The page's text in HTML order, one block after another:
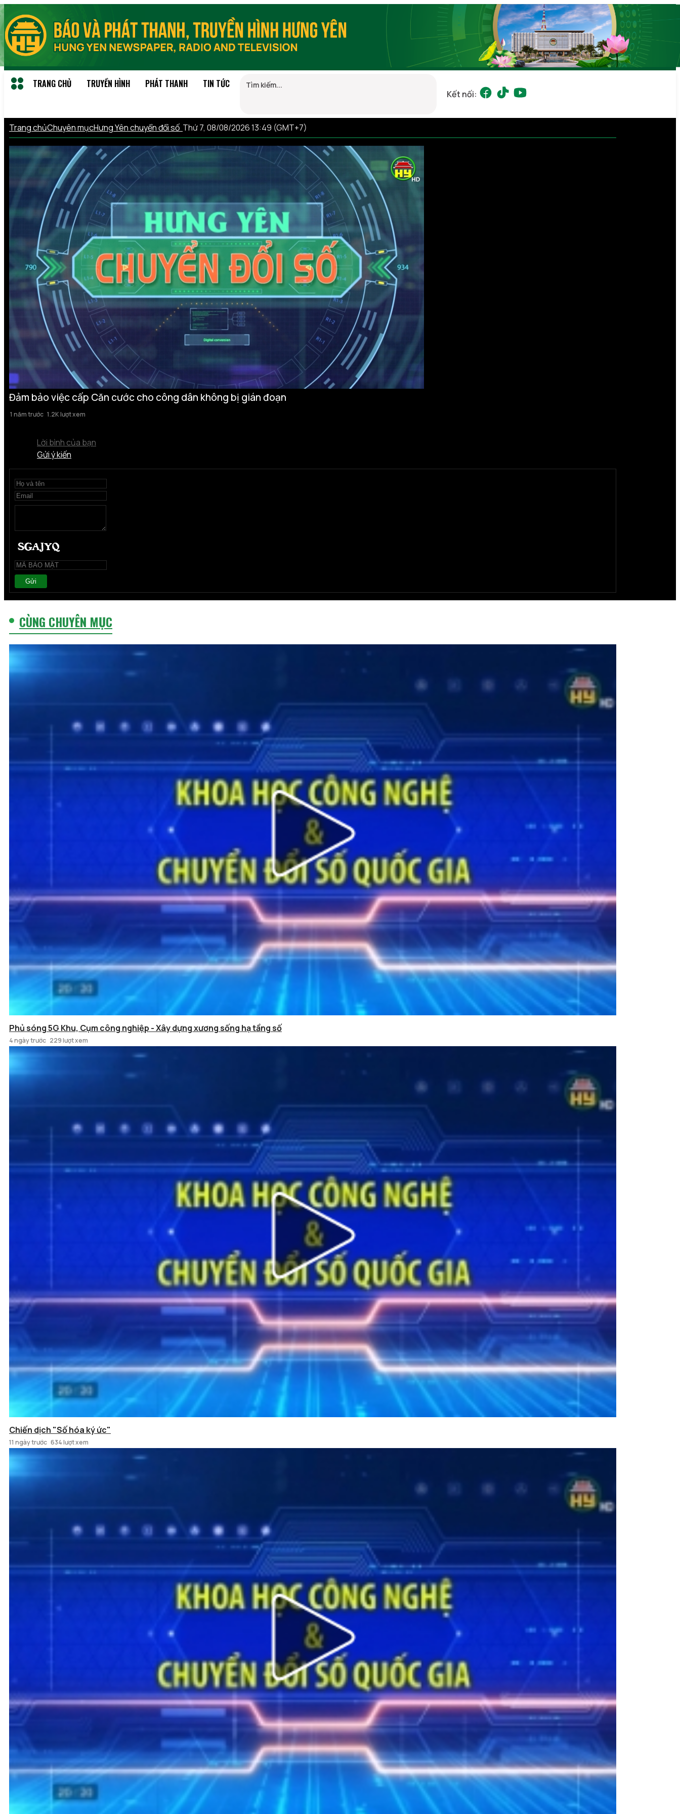
TRANG CHỦ TRUYỀN HÌNH PHÁT THANH TIN TỨC
Kết nối:
Trang chủChuyên mụcHưng Yên chuyển đổi số Thứ 7, 08/08/2026 13:49 (GMT+7)
Đảm bảo việc cấp Căn cước cho công dân không bị gián đoạn
1 năm trước 1.2K lượt xem
Lời bình của bạn
Gửi ý kiến
Gửi
CÙNG CHUYÊN MỤC
Phủ sóng 5G Khu, Cụm công nghiệp - Xây dựng xương sống hạ tầng số
4 ngày trước 229 lượt xem
Chiến dịch "Số hóa ký ức"
11 ngày trước 634 lượt xem